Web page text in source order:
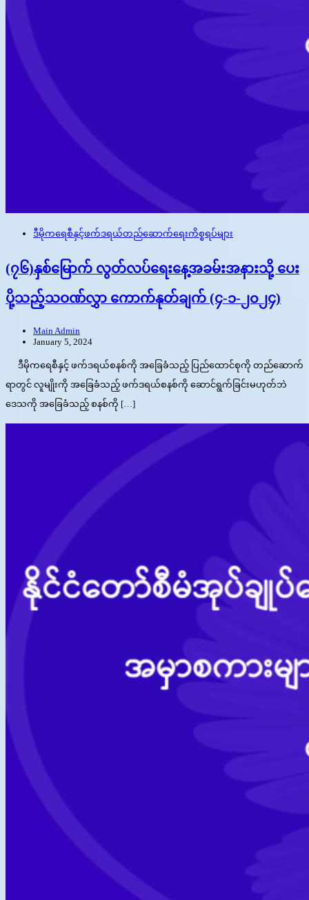
ဒီမိုကရေစီနှင့်ဖက်ဒရယ်တည်ဆောက်‌ရေးကိစ္စရပ်များ
(၇၆)နှစ်မြောက် လွတ်လပ်ရေးနေ့အခမ်းအနားသို့ ပေး
ပို့သည့်သဝဏ်လွှာ ကောက်နုတ်ချက် (၄-၁-၂၀၂၄)
Main Admin
January 5, 2024
ဒီမိုကရေစီနှင့် ဖက်ဒရယ်စနစ်ကို အခြေခံသည့် ပြည်ထောင်စုကို တည်ဆောက်
ရာတွင် လူမျိုးကို အခြေခံသည့် ဖက်ဒရယ်စနစ်ကို ဆောင်ရွက်ခြင်းမဟုတ်ဘဲ
ဒေသကို အခြေခံသည့် စနစ်ကို […]